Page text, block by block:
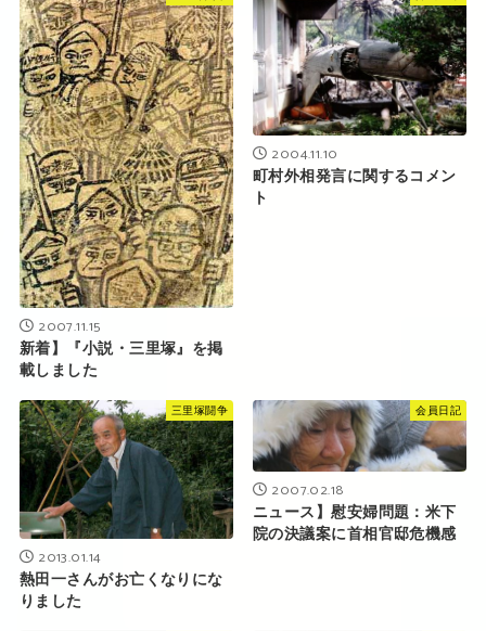
2007.11.15
新着】『小説・三里塚』を掲
載しました
2004.11.10
町村外相発言に関するコメン
ト
三里塚闘争
2013.01.14
熱田一さんがお亡くなりにな
りました
会員日記
2007.02.18
ニュース】慰安婦問題：米下
院の決議案に首相官邸危機感